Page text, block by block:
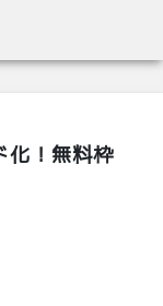
化！無料枠